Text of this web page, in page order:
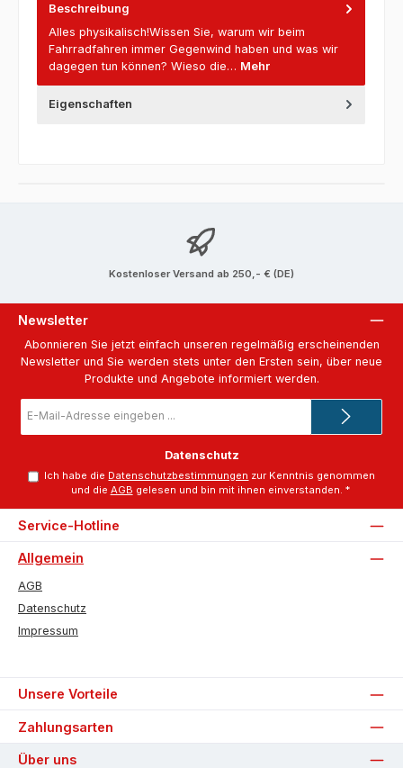
Beschreibung
Alles physikalisch!Wissen Sie, warum wir beim
Fahrradfahren immer Gegenwind haben und was wir
dagegen tun können? Wieso die… Mehr
Eigenschaften
Kostenloser Versand ab 250,- € (DE)
Newsletter
Abonnieren Sie jetzt einfach unseren regelmäßig erscheinenden
Newsletter und Sie werden stets unter den Ersten sein, über neue
Produkte und Angebote informiert werden.
Mail-
Datenschutz
Ich habe die Datenschutzbestimmungen zur Kenntnis genommen
und die AGB gelesen und bin mit ihnen einverstanden. *
Service-Hotline
Allgemein
AGB
Datenschutz
Impressum
Unsere Vorteile
Zahlungsarten
Über uns